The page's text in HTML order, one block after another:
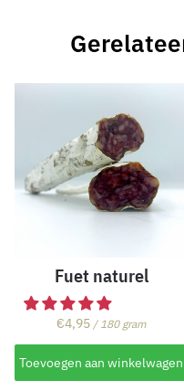
Fuet naturel
€4,95 / 180 gram
Toevoegen aan winkelwagen